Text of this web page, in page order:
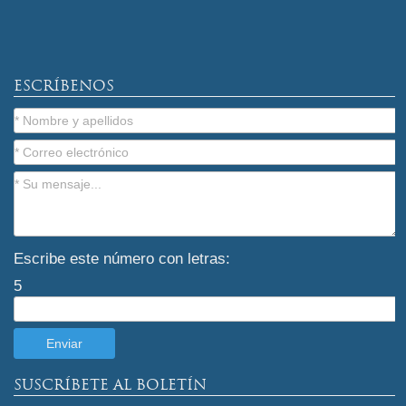
ESCRÍBENOS
Escribe este número con letras:
5
SUSCRÍBETE AL BOLETÍN